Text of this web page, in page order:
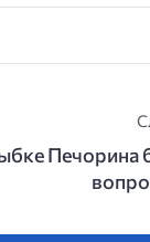
Печорина